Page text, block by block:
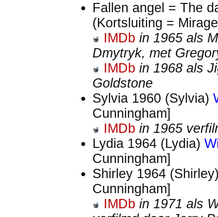
Fallen angel = The
(Kortsluiting =
IMDb in 1965 als
Dmytryk, met
IMDb in 1968 als
Goldstone
Sylvia 1960 (Sylvia)
Cunningham]
IMDb in 1965
Lydia 1964 (Lydia)
Cunningham]
Shirley 1964
Cunningham]
IMDb in 1971 als